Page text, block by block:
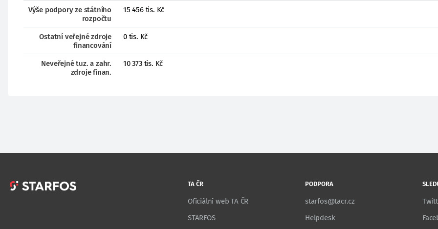
Výše podpory ze státního
rozpočtu
15 456 tis. Kč
Ostatní veřejné zdroje
financování
0 tis. Kč
Neveřejné tuz. a zahr.
zdroje finan.
10 373 tis. Kč
TA ČR
Oficiální web TA ČR
STARFOS
PODPORA
starfos@tacr.cz
Helpdesk